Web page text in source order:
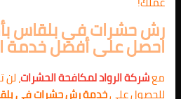
رش حشرات في بلقاس
احصل على أفضل خدمة
معشركة الرواد لمكافحة الحشرات، لن
للحصول علىخدمة رش حشرات في